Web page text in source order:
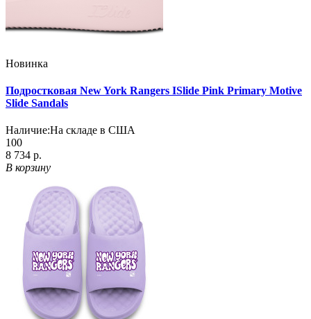
Новинка
Подростковая New York Rangers ISlide Pink Primary Motive
Slide Sandals
Наличие:На складе в США
100
8 734 р.
В корзину